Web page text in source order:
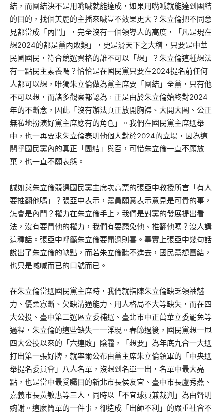
結，而團結決不是用嘴喊就能達成，如果用嘴喊就能達到團結
的目的，找個美麗的主播來喊豈不效果更大？朱立倫把不同意
見都當成「內鬥」，完全沒有一個領導人的高度，「凡是現在
想2024的都是黨內敗類」，更是滑天下之大稽，只要是中華
民國國民，符合競選資格的誰不可以「想」？朱立倫這種想法
有一點民主素養嗎？恰恰是在國民黨只要在2024提名前任何
人都可以想，唯獨朱立倫做為黨主席要「團結」全黨，只有他
不可以想，而諸多觀察都認為，正是由於朱立倫始終對2024
年的不斷念，因此「沒有辦法真正放開胸襟、大開大闔、公正
無私地扮演好黨主席應有的角色」。我們在國民黨主席選舉
中，也一再要求朱立倫表明他個人對於2024的立場，因為這
關乎國民黨內的真正「團結」與否，可惜朱立倫一直不願放
棄，也一直不願表態。
誠如與朱立倫競選國民黨主席次高票的張亞中教授所言「有人
要推翻他嗎」？張亞中表示，黨員願意表示意見是可貴的事，
怎會是內鬥？權力在朱立倫手上，我們是對黨的發展提出看
法，沒有要鬥他的權力，我們有要罷免他、推翻他嗎？沒人講
這種話。張亞中呼籲朱立倫要聞過則喜。事實上張亞中幾句話
說出了朱立倫的缺點，而若朱立倫聽不進去，國民黨想團結，
也只是喊喊而已的口號而已。
在朱立倫當選國民黨主席時，我們就指陳朱立倫缺乏領袖魅
力、優柔寡斷、欠缺溝通能力、用人格局不大等缺失，而在四
大公投、臺中第二選區立委補選、臺北市中正萬華立委罷免等
過程，朱立倫的這些缺失一一浮現。春節過後，國民黨想一甩
四大公投以來的「六連敗」陰霾，「想要」為年底九合一大選
打出第一張好牌，就率爾公布由黨主席朱立倫領軍的「中央選
舉提名委員會」八人名單，沒想到名單一出，名單中最大亮
點，也是當中最受矚目的新北市長侯友宜、臺中市長盧秀燕、
嘉義市長黃敏惠等三人，同時以「不宜球員兼裁判」為由聲明
婉謝。這麼簡單的一件事，卻造成「出師不利」的嚴重社會不